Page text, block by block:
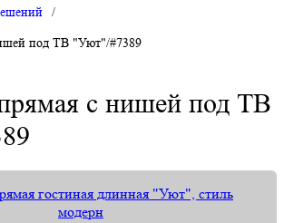
/
под ТВ "Уют"/#7389
с нишей под ТВ